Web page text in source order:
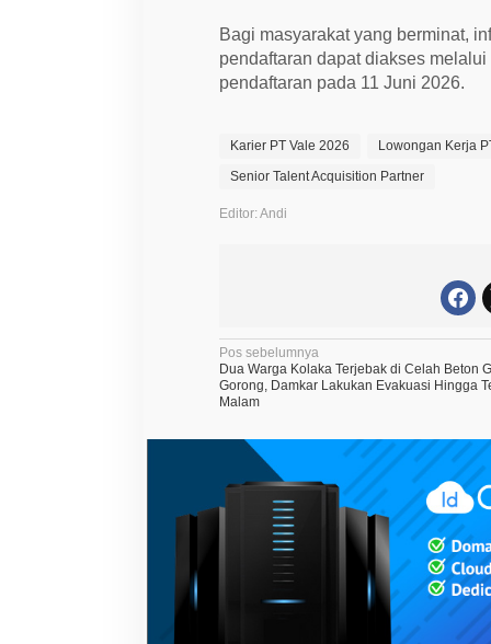
Bagi masyarakat yang berminat,
pendaftaran dapat diakses
pendaftaran pada 11 Juni 2026.
Karier PT Vale 2026 Lowongan Kerja
Senior Talent Acquisition Partner
Editor: Andi
N
a
v
i
a
Pos sebelumnya
Dua Warga Kolaka Terjebak di Celah Beton
Gorong, Damkar Lakukan Evakuasi Hingga
Malam